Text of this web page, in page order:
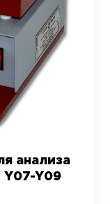
анализа
Y07-Y09